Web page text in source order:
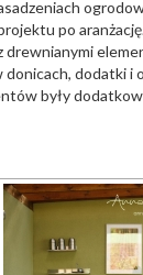
po
dodatki
były